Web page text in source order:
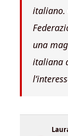
italiano.
una
italiana